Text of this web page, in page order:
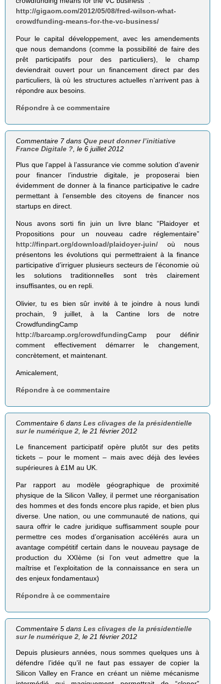
http://gigaom.com/2012/05/08/fred-wilson-what-
crowdfunding-means-for-the-vc-business/
Pour le capital développement, avec les amendements
que nous demandons (comme la possibilité de faire des
prêt participatifs pour des particuliers), le champ
deviendrait ouvert pour un financement direct par des
particuliers, là où les structures actuelles n’arrivent pas à
répondre aux besoins.
Répondre à ce commentaire
Commentaire 7 dansQue peut donner l’initiative
France Digitale ?, le 6 juillet 2012
Plus que l’appel à l’assurance vie comme solution d’avenir
pour financer l’industrie digitale, je proposerai bien
évidemment de donner à la finance participative le cadre
permettant à l’ensemble des citoyens de financer nos
startups en direct.
Nous avons sorti fin juin un livre blanc “Plaidoyer et
Propositions pour un nouveau cadre réglementaire”
http://finpart.org/download/plaidoyer-juin/ où nous
présentons les évolutions qui permettraient à la finance
participative d’irriguer plusieurs secteurs de l’économie où
les solutions traditionnelles sont très clairement
insuffisantes, ou en repli.
Olivier, tu es bien sûr invité à te joindre à nous lundi
prochain, 9 juillet, à la Cantine lors de notre
CrowdfundingCamp
http://barcamp.org/crowdfundingCamp pour définir
comment effectivement démarrer le changement,
concrètement, et maintenant.
Amicalement,
Répondre à ce commentaire
Commentaire 6 dansLes clivages de la présidentielle
sur le numérique 2 , le 21 février 2012
Le financement participatif opère plutôt sur des petits
tickets – pour le moment – mais avec déjà des levées
supérieures à £1M au UK.
Par rapport au modèle géographique de proximité
physique de la Silicon Valley, il permet une réorganisation
des hommes et des fonds encore plus rapide, et bien plus
diverse. Une nation, ou une communauté de nations, qui
saura offrir le cadre juridique suffisamment souple pour
permettre ces modes d’organisation accélérés aura un
avantage compétitif certain dans le nouveau paysage de
production du XXIème (si l’on veut admettre que la
maîtrise et l’exploitation de la connaissance en sera un
des enjeux fondamentaux)
Répondre à ce commentaire
Commentaire 5 dansLes clivages de la présidentielle
sur le numérique 2 , le 21 février 2012
Depuis plusieurs années, nous sommes quelques uns à
défendre l’idée qu’il ne faut pas essayer de copier la
Silicon Valley en France en créant un nième mécanisme